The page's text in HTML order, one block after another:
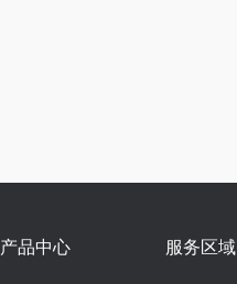
产品中心 服务区域